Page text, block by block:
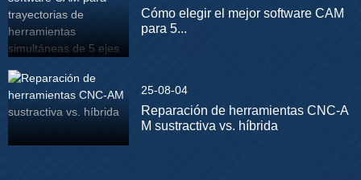
Cómo elegir el mejor software CAM
para 5...
25-08-04
Reparación de herramientas CNC-A
M sustractiva vs. híbrida